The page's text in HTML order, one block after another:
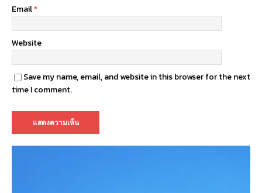
Email*
Website
Save my name, email, and website in this browser for the next
time I comment.